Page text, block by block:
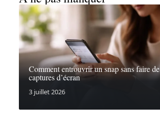
Comment entrouvrir un snap sans faire de
captures d’écran
3 juillet 2026